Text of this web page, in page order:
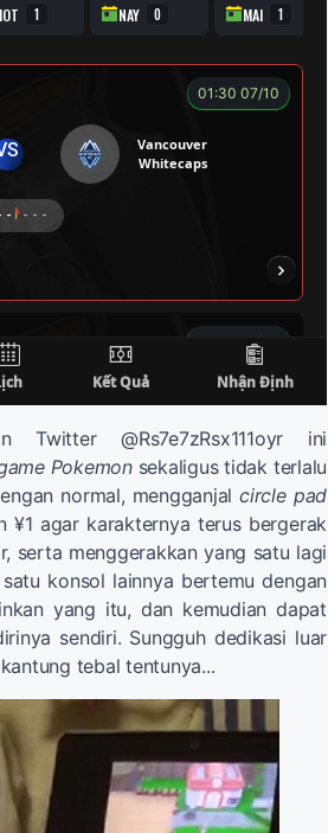
@Rs7e7zRsx111oyr ini
Pokemonsekaligus tidak terlalu
normal, mengganjalcircle pad
¥1 agar karakternya terus bergerak
serta menggerakkan yang satu lagi
konsol lainnya bertemu dengan
yang itu, dan kemudian dapat
sendiri. Sungguh dedikasi luar
tebal tentunya...